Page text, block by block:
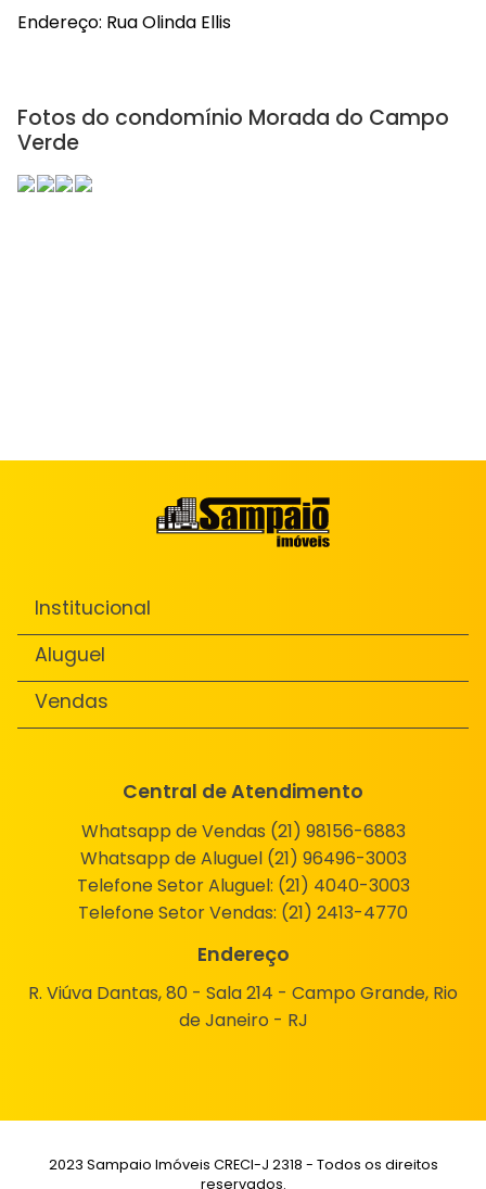
Endereço: Rua Olinda Ellis
Fotos do condomínio Morada do Campo
Verde
Institucional
Aluguel
Vendas
Central de Atendimento
Whatsapp de Vendas (21) 98156-6883
Whatsapp de Aluguel (21) 96496-3003
Telefone Setor Aluguel: (21) 4040-3003
Telefone Setor Vendas: (21) 2413-4770
Endereço
R. Viúva Dantas, 80 - Sala 214 - Campo Grande, Rio
de Janeiro - RJ
2023 Sampaio Imóveis CRECI-J 2318 - Todos os direitos
reservados.